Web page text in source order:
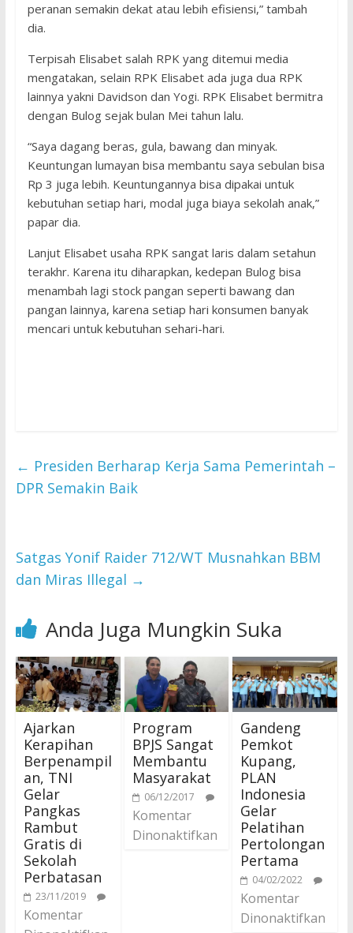
peranan semakin dekat atau lebih efisiensi,” tambah
dia.
Terpisah Elisabet salah RPK yang ditemui media
mengatakan, selain RPK Elisabet ada juga dua RPK
lainnya yakni Davidson dan Yogi. RPK Elisabet bermitra
dengan Bulog sejak bulan Mei tahun lalu.
“Saya dagang beras, gula, bawang dan minyak.
Keuntungan lumayan bisa membantu saya sebulan bisa
Rp 3 juga lebih. Keuntungannya bisa dipakai untuk
kebutuhan setiap hari, modal juga biaya sekolah anak,”
papar dia.
Lanjut Elisabet usaha RPK sangat laris dalam setahun
terakhr. Karena itu diharapkan, kedepan Bulog bisa
menambah lagi stock pangan seperti bawang dan
pangan lainnya, karena setiap hari konsumen banyak
mencari untuk kebutuhan sehari-hari.
← Presiden Berharap Kerja Sama Pemerintah –
DPR Semakin Baik
Satgas Yonif Raider 712/WT Musnahkan BBM
dan Miras Illegal →
Anda Juga Mungkin Suka
Ajarkan
Kerapihan
Berpenampil
an, TNI
Gelar
Pangkas
Rambut
Gratis di
Sekolah
Perbatasan
23/11/2019
Komentar
Program
BPJS Sangat
Membantu
Masyarakat
06/12/2017
Komentar
Dinonaktifkan
Gandeng
Pemkot
Kupang,
PLAN
Indonesia
Gelar
Pelatihan
Pertolongan
Pertama
04/02/2022
Komentar
Dinonaktifkan